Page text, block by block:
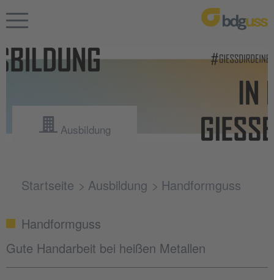
Ausbildung
Startseite Ausbildung Handformguss
Handformguss
Gute Handarbeit bei heißen Metallen